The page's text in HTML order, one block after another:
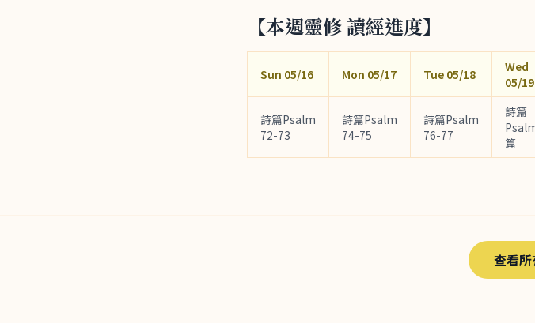
【本週靈修 讀經進度】
Sun 05/16 Mon 05/17 Tue 05/18
Wed
05/19
詩篇Psalm
72-73
詩篇Psalm
74-75
詩篇Psalm
76-77
詩篇
篇
查看